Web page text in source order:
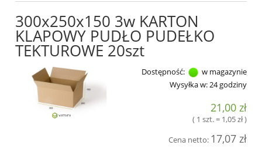
300x250x150 3w KARTON
KLAPOWY PUDŁO PUDEŁKO
TEKTUROWE 20szt
Dostępność:
w magazynie
Wysyłka w:24 godziny
21,00 zł
( 1 szt. = 1,05 zł )
Cena netto: 17,07 zł